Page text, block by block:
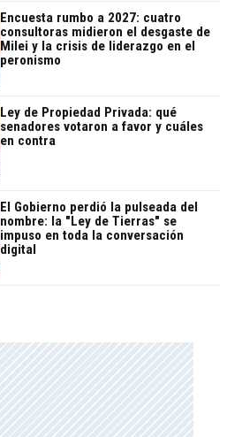
Encuesta rumbo a 2027: cuatro
consultoras midieron el desgaste de
Milei y la crisis de liderazgo en el
peronismo
Ley de Propiedad Privada: qué
senadores votaron a favor y cuáles
en contra
El Gobierno perdió la pulseada del
nombre: la "Ley de Tierras" se
impuso en toda la conversación
digital